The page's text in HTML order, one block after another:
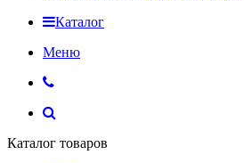
Каталог
Меню
Каталог товаров